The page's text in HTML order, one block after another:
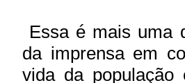
Essa é mais uma
da imprensa em
vida da população